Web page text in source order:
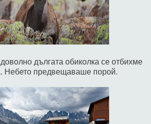
дългата обиколка се отбихме
Небето предвещаваше порой.